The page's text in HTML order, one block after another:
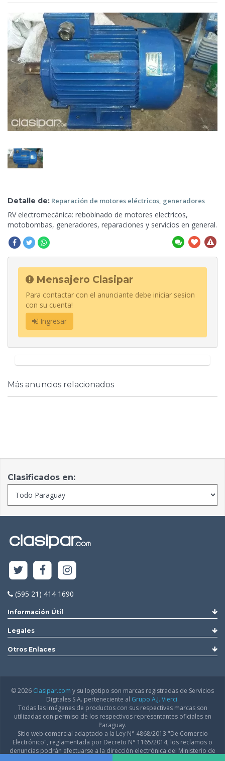
Detalle de: Reparación de motores eléctricos, generadores
RV electromecánica: rebobinado de motores electricos,
motobombas, generadores, reparaciones y servicios en general.
Mensajero Clasipar
Para contactar con el anunciante debe iniciar sesion
con su cuenta!
Ingresar
Más anuncios relacionados
Clasificados en:
(595 21) 414 1690
Información Útil
Legales
Otros Enlaces
© 2026 Clasipar.com y su logotipo son marcas registradas de Servicios
Digitales S.A. perteneciente al Grupo A.J. Vierci.
Todas las imágenes de productos con sus respectivas marcas son
utilizadas con permiso de los respectivos representantes oficiales en
Paraguay.
Sitio web comercial adaptado a la Ley N° 4868/2013 "De Comercio
Electrónico", reglamentada por Decreto N° 1165/2014, los reclamos o
denuncias podrán efectuarse a la dirección electrónica del Ministerio de